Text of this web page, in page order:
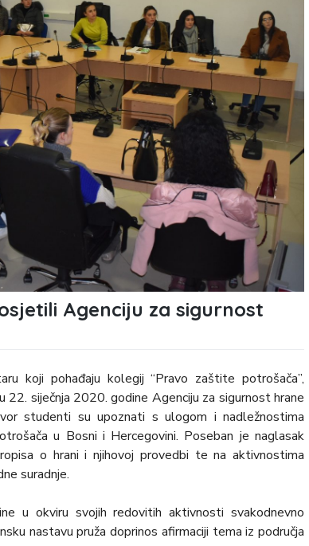
Agenciju za sigurnost
koji pohađaju kolegij “Pravo zaštite potrošača”,
siječnja 2020. godine Agenciju za sigurnost hrane
studenti su upoznati s ulogom i nadležnostima
u Bosni i Hercegovini. Poseban je naglasak
o hrani i njihovoj provedbi te na aktivnostima
suradnje.
u okviru svojih redovitih aktivnosti svakodnevno
nastavu pruža doprinos afirmaciji tema iz područja